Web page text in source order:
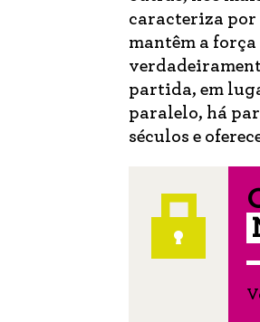
caracteriza por
mantêm a força
partida, em
paralelo, há
séculos e